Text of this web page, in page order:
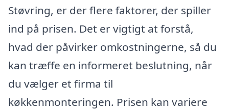
Støvring, er der flere faktorer, der spiller
ind på prisen. Det er vigtigt at forstå,
hvad der påvirker omkostningerne, så du
kan træffe en informeret beslutning, når
du vælger et firma til
køkkenmonteringen. Prisen kan variere